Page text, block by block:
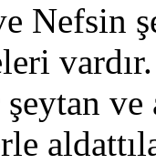
Nefsin